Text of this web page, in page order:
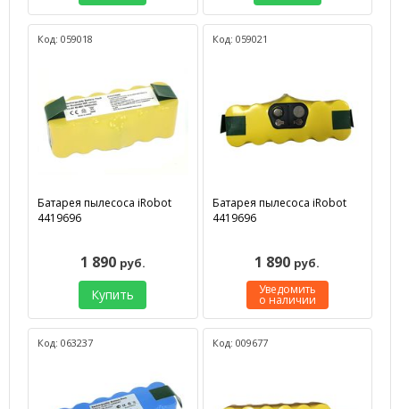
Код: 059018
Батарея пылесоса iRobot
4419696
1 890 руб.
Купить
Код: 059021
Батарея пылесоса iRobot
4419696
1 890 руб.
Уведомить
о наличии
Код: 063237 Код: 009677